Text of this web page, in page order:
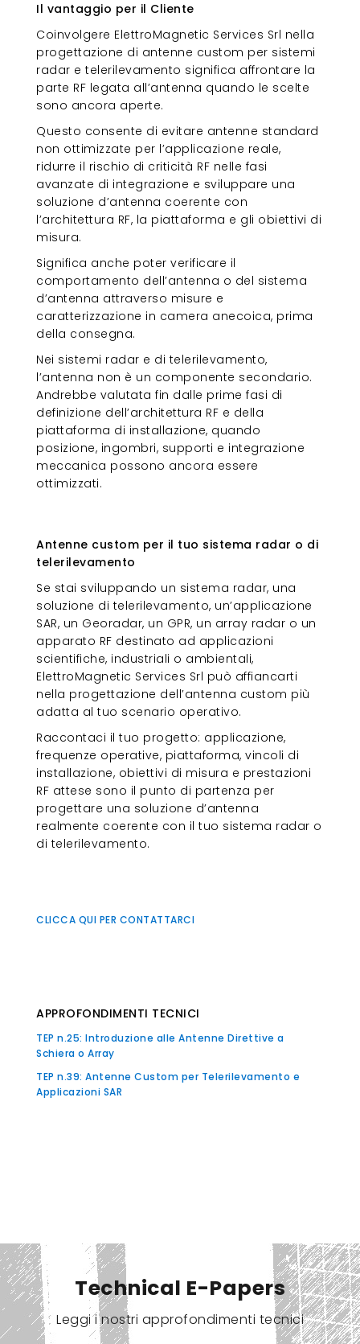
Il vantaggio per il Cliente
Coinvolgere ElettroMagnetic Services Srl nella
progettazione di antenne custom per sistemi
radar e telerilevamento significa affrontare la
parte RF legata all’antenna quando le scelte
sono ancora aperte.
Questo consente di evitare antenne standard
non ottimizzate per l’applicazione reale,
ridurre il rischio di criticità RF nelle fasi
avanzate di integrazione e sviluppare una
soluzione d’antenna coerente con
l’architettura RF, la piattaforma e gli obiettivi di
misura.
Significa anche poter verificare il
comportamento dell’antenna o del sistema
d’antenna attraverso misure e
caratterizzazione in camera anecoica, prima
della consegna.
Nei sistemi radar e di telerilevamento,
l’antenna non è un componente secondario.
Andrebbe valutata fin dalle prime fasi di
definizione dell’architettura RF e della
piattaforma di installazione, quando
posizione, ingombri, supporti e integrazione
meccanica possono ancora essere
ottimizzati.
Antenne custom per il tuo sistema radar o di
telerilevamento
Se stai sviluppando un sistema radar, una
soluzione di telerilevamento, un’applicazione
SAR, un Georadar, un GPR, un array radar o un
apparato RF destinato ad applicazioni
scientifiche, industriali o ambientali,
ElettroMagnetic Services Srl può affiancarti
nella progettazione dell’antenna custom più
adatta al tuo scenario operativo.
Raccontaci il tuo progetto: applicazione,
frequenze operative, piattaforma, vincoli di
installazione, obiettivi di misura e prestazioni
RF attese sono il punto di partenza per
progettare una soluzione d’antenna
realmente coerente con il tuo sistema radar o
di telerilevamento.
CLICCA QUI PER CONTATTARCI
APPROFONDIMENTI TECNICI
TEP n.25: Introduzione alle Antenne Direttive a
Schiera o Array
TEP n.39: Antenne Custom per Telerilevamento e
Applicazioni SAR
Technical E-Papers
Leggi i nostri approfondimenti tecnici